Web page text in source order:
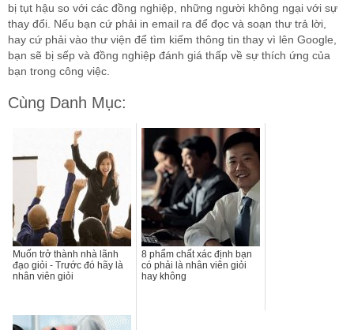
bị tụt hậu so với các đồng nghiệp, những người không ngại với sự
thay đổi. Nếu bạn cứ phải in email ra để đọc và soạn thư trả lời,
hay cứ phải vào thư viện để tìm kiếm thông tin thay vì lên Google,
bạn sẽ bị sếp và đồng nghiệp đánh giá thấp về sự thích ứng của
bạn trong công việc.
Cùng Danh Mục:
Muốn trở thành nhà lãnh
đạo giỏi - Trước đó hãy là
nhân viên giỏi
8 phẩm chất xác định bạn
có phải là nhân viên giỏi
hay không